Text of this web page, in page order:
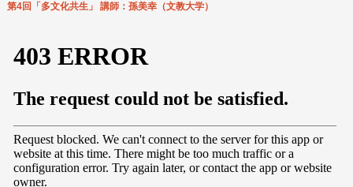
第4回「多文化共生」 講師：孫美幸（文教大学）